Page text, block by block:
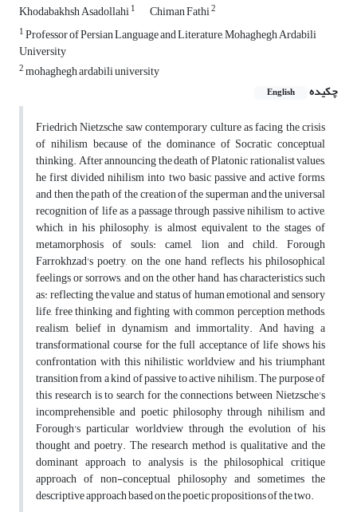
Khodabakhsh Asadollahi1 Chiman Fathi2
1Professor of Persian Language and Literature, Mohaghegh Ardabili
University
2mohaghegh ardabili university
چکیده
English
Friedrich Nietzsche saw contemporary culture as facing the crisis
of nihilism because of the dominance of Socratic conceptual
thinking. After announcing the death of Platonic rationalist values,
he first divided nihilism into two basic passive and active forms,
and then the path of the creation of the superman and the universal
recognition of life as a passage through passive nihilism to active,
which, in his philosophy, is almost equivalent to the stages of
metamorphosis of souls: camel, lion and child. Forough
Farrokhzad's poetry, on the one hand, reflects his philosophical
feelings or sorrows, and on the other hand, has characteristics such
as: reflecting the value and status of human emotional and sensory
life, free thinking and fighting with common perception methods,
realism, belief in dynamism and immortality. And having a
transformational course for the full acceptance of life shows his
confrontation with this nihilistic worldview and his triumphant
transition from a kind of passive to active nihilism. The purpose of
this research is to search for the connections between Nietzsche's
incomprehensible and poetic philosophy through nihilism and
Forough's particular worldview through the evolution of his
thought and poetry. The research method is qualitative and the
dominant approach to analysis is the philosophical critique
approach of non-conceptual philosophy and sometimes the
descriptive approach based on the poetic propositions of the two.